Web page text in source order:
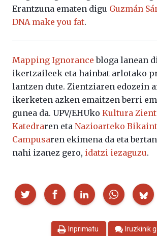
Erantzuna ematen digu Guzmán
DNA make you fat.
Mapping Ignorance bloga lanean
ikertzaileek eta hainbat arlotako
lantzen dute. Zientziaren edozein
ikerketen azken emaitzen berri
gunea da. UPV/EHUko Kultura
Katedraren eta Nazioarteko
Campusaren ekimena da eta
nahi izanez gero, idatzi iezaguzu.
Partekatu
Inprimatu Iruzkinik